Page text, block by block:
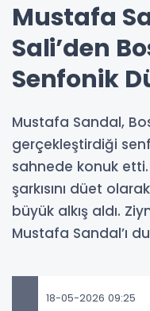
Mustafa
Sali’den
Senfonik
Mustafa Sandal,
gerçekleştirdiği
sahnede konuk etti.
şarkısını düet
büyük alkış aldı.
Mustafa Sandal’ı
18-05-2026 09:25